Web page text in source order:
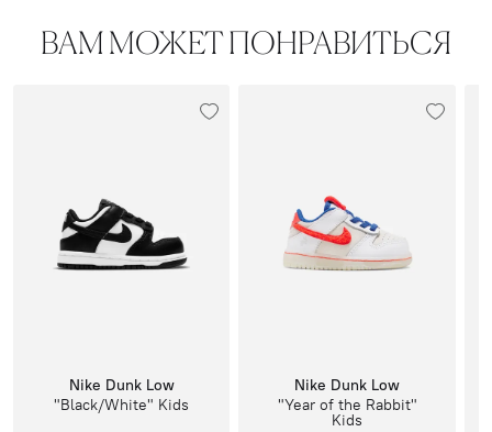
ВАМ МОЖЕТ ПОНРАВИТЬСЯ
Nike Dunk Low
"Black/White" Kids
Nike Dunk Low
"Year of the Rabbit"
Kids